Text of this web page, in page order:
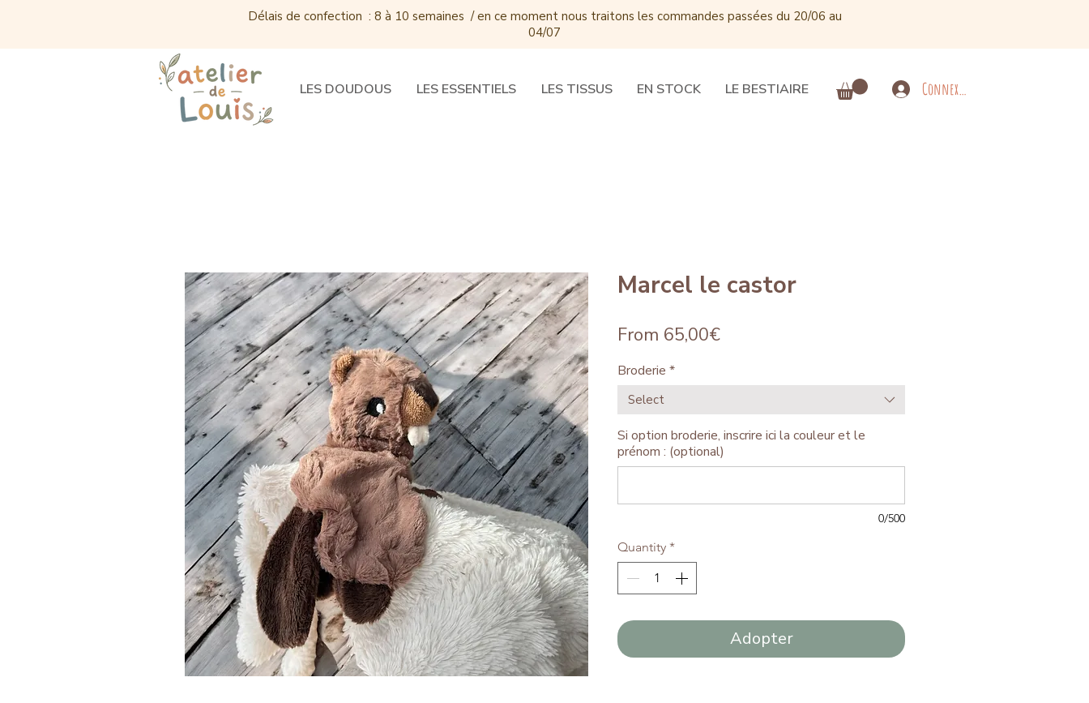
Délais de confection : 8 à 10 semaines / en ce moment nous traitons les commandes passées du 20/06 au
04/07
LES DOUDOUS LES ESSENTIELS LES TISSUS EN STOCK LE BESTIAIRE Connexion
Marcel le castor
From 65,00€Price
Broderie *
Select
Si option broderie, inscrire ici la couleur et le
prénom : (optional)
0/500
Quantity *
Adopter